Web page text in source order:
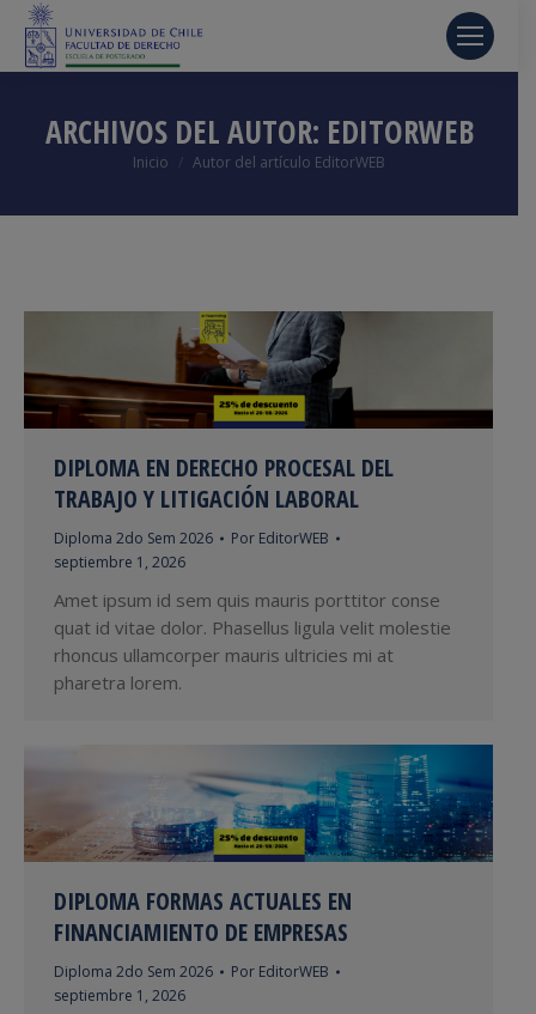
ARCHIVOS DEL AUTOR: EDITORWEB
Estás aquí:
Inicio Autor del artículo EditorWEB
DIPLOMA EN DERECHO PROCESAL DEL
TRABAJO Y LITIGACIÓN LABORAL
Diploma 2do Sem 2026 Por EditorWEB
septiembre 1, 2026
Amet ipsum id sem quis mauris porttitor conse
quat id vitae dolor. Phasellus ligula velit molestie
rhoncus ullamcorper mauris ultricies mi at
pharetra lorem.
DIPLOMA FORMAS ACTUALES EN
FINANCIAMIENTO DE EMPRESAS
Diploma 2do Sem 2026 Por EditorWEB
septiembre 1, 2026